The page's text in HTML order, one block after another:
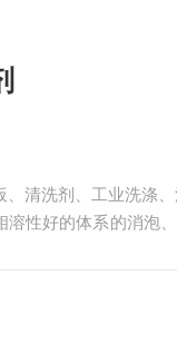
、清洗剂、工业洗涤
溶性好的体系的消泡
要有内墙乳胶漆和外